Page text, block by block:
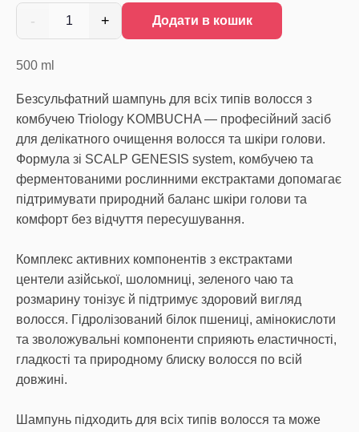
- 1 + Додати в кошик
500 ml
Безсульфатний шампунь для всіх типів волосся з
комбучею Triology KOMBUCHA — професійний засіб
для делікатного очищення волосся та шкіри голови.
Формула зі SCALP GENESIS system, комбучею та
ферментованими рослинними екстрактами допомагає
підтримувати природний баланс шкіри голови та
комфорт без відчуття пересушування.
Комплекс активних компонентів з екстрактами
центели азійської, шоломниці, зеленого чаю та
розмарину тонізує й підтримує здоровий вигляд
волосся. Гідролізований білок пшениці, амінокислоти
та зволожувальні компоненти сприяють еластичності,
гладкості та природному блиску волосся по всій
довжині.
Шампунь підходить для всіх типів волосся та може